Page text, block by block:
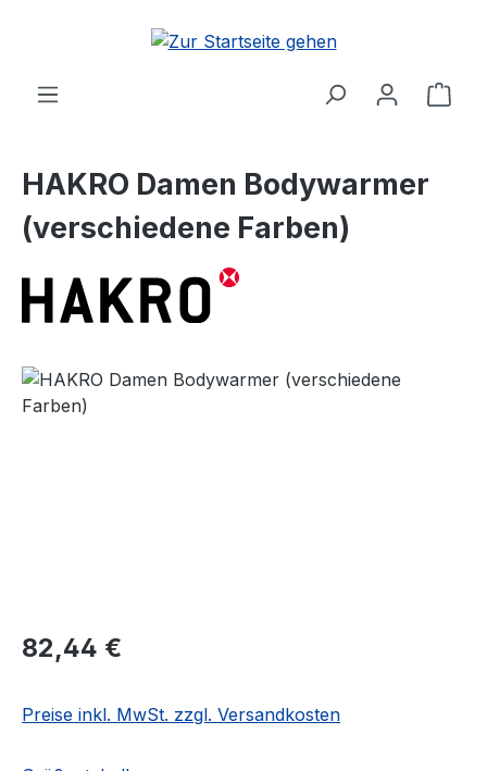
Zum Hauptinhalt springen
HAKRO Damen Bodywarmer
(verschiedene Farben)
Bildergalerie überspringen
Regulärer Preis:
82,44 €
Preise inkl. MwSt. zzgl. Versandkosten